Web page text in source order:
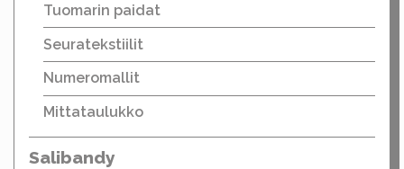
Tuomarin paidat
Seuratekstiilit
Numeromallit
Mittataulukko
Salibandy